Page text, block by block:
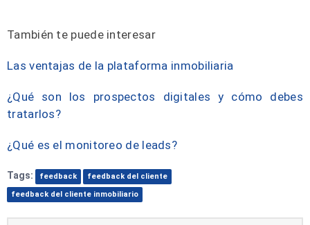
También te puede interesar
Las ventajas de la plataforma inmobiliaria
¿Qué son los prospectos digitales y cómo debes
tratarlos?
¿Qué es el monitoreo de leads?
Tags: feedback
feedback del cliente
feedback del cliente inmobiliario